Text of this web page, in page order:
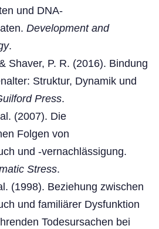
und DNA-
Development and
.
Shaver, P. R. (2016). Bindung
Struktur, Dynamik und
Press.
(2007). Die
Folgen von
und -vernachlässigung.
Stress.
(1998). Beziehung zwischen
und familiärer Dysfunktion
Todesursachen bei